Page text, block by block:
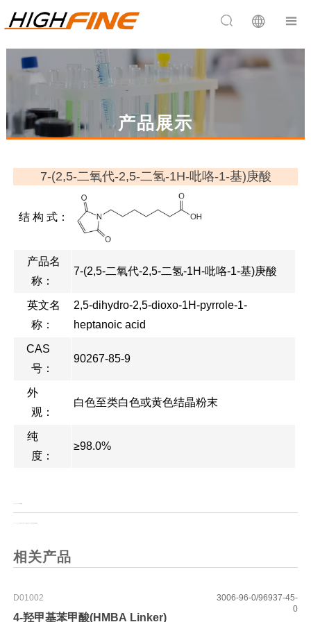
 
产品展示
7-(2,5-二氧代-2,5-二氢-1H-吡咯-1-基)庚酸
结 构 式：
产品名
称：
7-(2,5-二氧代-2,5-二氢-1H-吡咯-1-基)庚酸
英文名
称：
2,5-dihydro-2,5-dioxo-1H-pyrrole-1-
heptanoic acid
CAS
号：
90267-85-9
外
观：
白色至类白色或黄色结晶粉末
纯
度：
≥98.0%
相关产品
D01002
4-羟甲基苯甲酸(HMBA Linker)
3006-96-0/96937-45-
0